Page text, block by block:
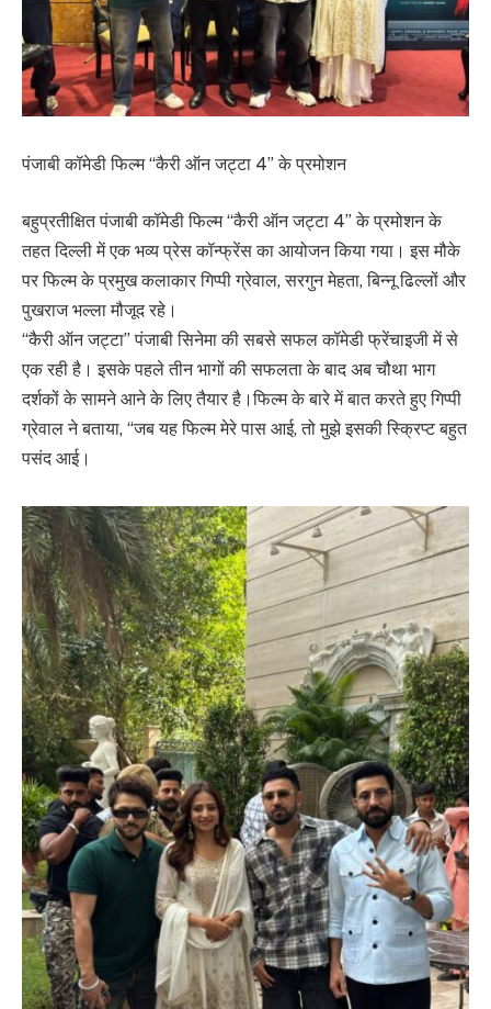
पंजाबी कॉमेडी फिल्म “कैरी ऑन जट्टा 4” के प्रमोशन
बहुप्रतीक्षित पंजाबी कॉमेडी फिल्म “कैरी ऑन जट्टा 4” के प्रमोशन के
तहत दिल्ली में एक भव्य प्रेस कॉन्फ्रेंस का आयोजन किया गया। इस मौके
पर फिल्म के प्रमुख कलाकार गिप्पी ग्रेवाल, सरगुन मेहता, बिन्नू ढिल्लों और
पुखराज भल्ला मौजूद रहे।
“कैरी ऑन जट्टा” पंजाबी सिनेमा की सबसे सफल कॉमेडी फ्रेंचाइजी में से
एक रही है। इसके पहले तीन भागों की सफलता के बाद अब चौथा भाग
दर्शकों के सामने आने के लिए तैयार है।फिल्म के बारे में बात करते हुए गिप्पी
ग्रेवाल ने बताया, “जब यह फिल्म मेरे पास आई, तो मुझे इसकी स्क्रिप्ट बहुत
पसंद आई।